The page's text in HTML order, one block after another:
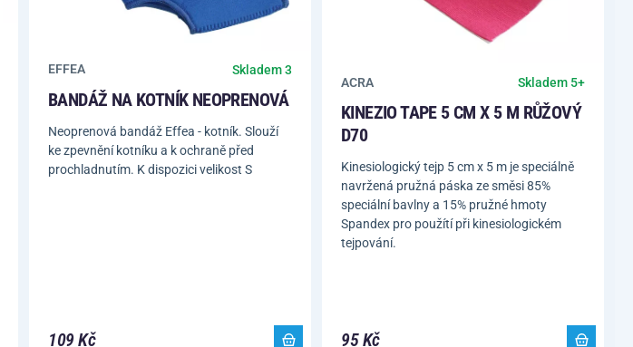
EFFEA Skladem 3
BANDÁŽ NA KOTNÍK NEOPRENOVÁ
Neoprenová bandáž Effea - kotník. Slouží
ke zpevnění kotníku a k ochraně před
prochladnutím. K dispozici velikost S
109 Kč
ACRA Skladem 5+
KINEZIO TAPE 5 CM X 5 M RŮŽOVÝ
D70
Kinesiologický tejp 5 cm x 5 m je speciálně
navržená pružná páska ze směsi 85%
speciální bavlny a 15% pružné hmoty
Spandex pro použítí při kinesiologickém
tejpování.
95 Kč